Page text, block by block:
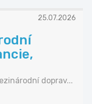
25.07.2026
doprav...